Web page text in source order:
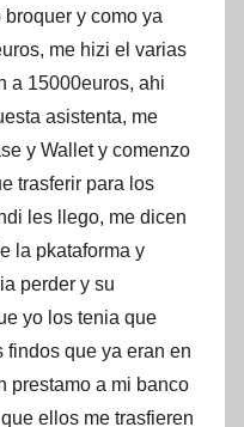
y como ya
me hizi el varias
a 15000euros, ahi
asistenta, me
y Wallet y comenzo
trasferir para los
les llego, me dicen
la pkataforma y
perder y su
yo los tenia que
findos que ya eran en
prestamo a mi banco
ellos me trasfieren